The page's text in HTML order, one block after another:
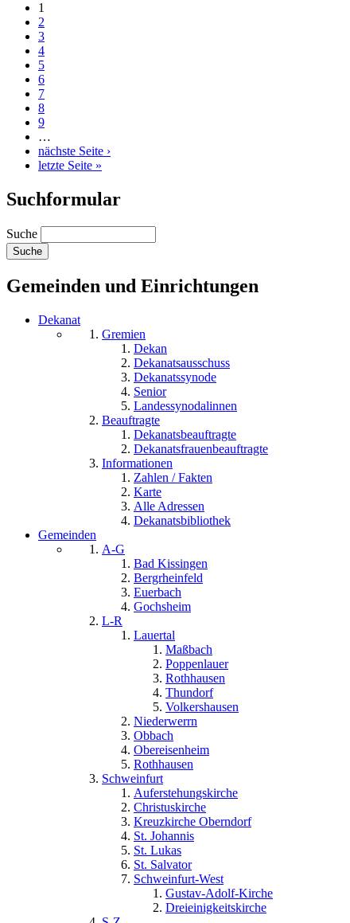
1
2
3
4
5
6
7
8
9
…
nächste Seite ›
letzte Seite »
Suchformular
Suche
Gemeinden und Einrichtungen
Dekanat
Gremien
Dekan
Dekanatsausschuss
Dekanatssynode
Senior
Landessynodalinnen
Beauftragte
Dekanatsbeauftragte
Dekanatsfrauenbeauftragte
Informationen
Zahlen / Fakten
Karte
Alle Adressen
Dekanatsbibliothek
Gemeinden
A-G
Bad Kissingen
Bergrheinfeld
Euerbach
Gochsheim
L-R
Lauertal
Maßbach
Poppenlauer
Rothhausen
Thundorf
Volkershausen
Niederwerrn
Obbach
Obereisenheim
Rothhausen
Schweinfurt
Auferstehungskirche
Christuskirche
Kreuzkirche Oberndorf
St. Johannis
St. Lukas
St. Salvator
Schweinfurt-West
Gustav-Adolf-Kirche
Dreieinigkeitskirche